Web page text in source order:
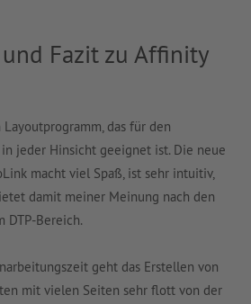
Fazit zu Affinity
das für den
jeder Hinsicht geeignet ist. Die neue
macht viel Spaß, ist sehr intuitiv,
damit meiner Meinung nach den
DTP-Bereich.
geht das Erstellen von
mit vielen Seiten sehr flott von der